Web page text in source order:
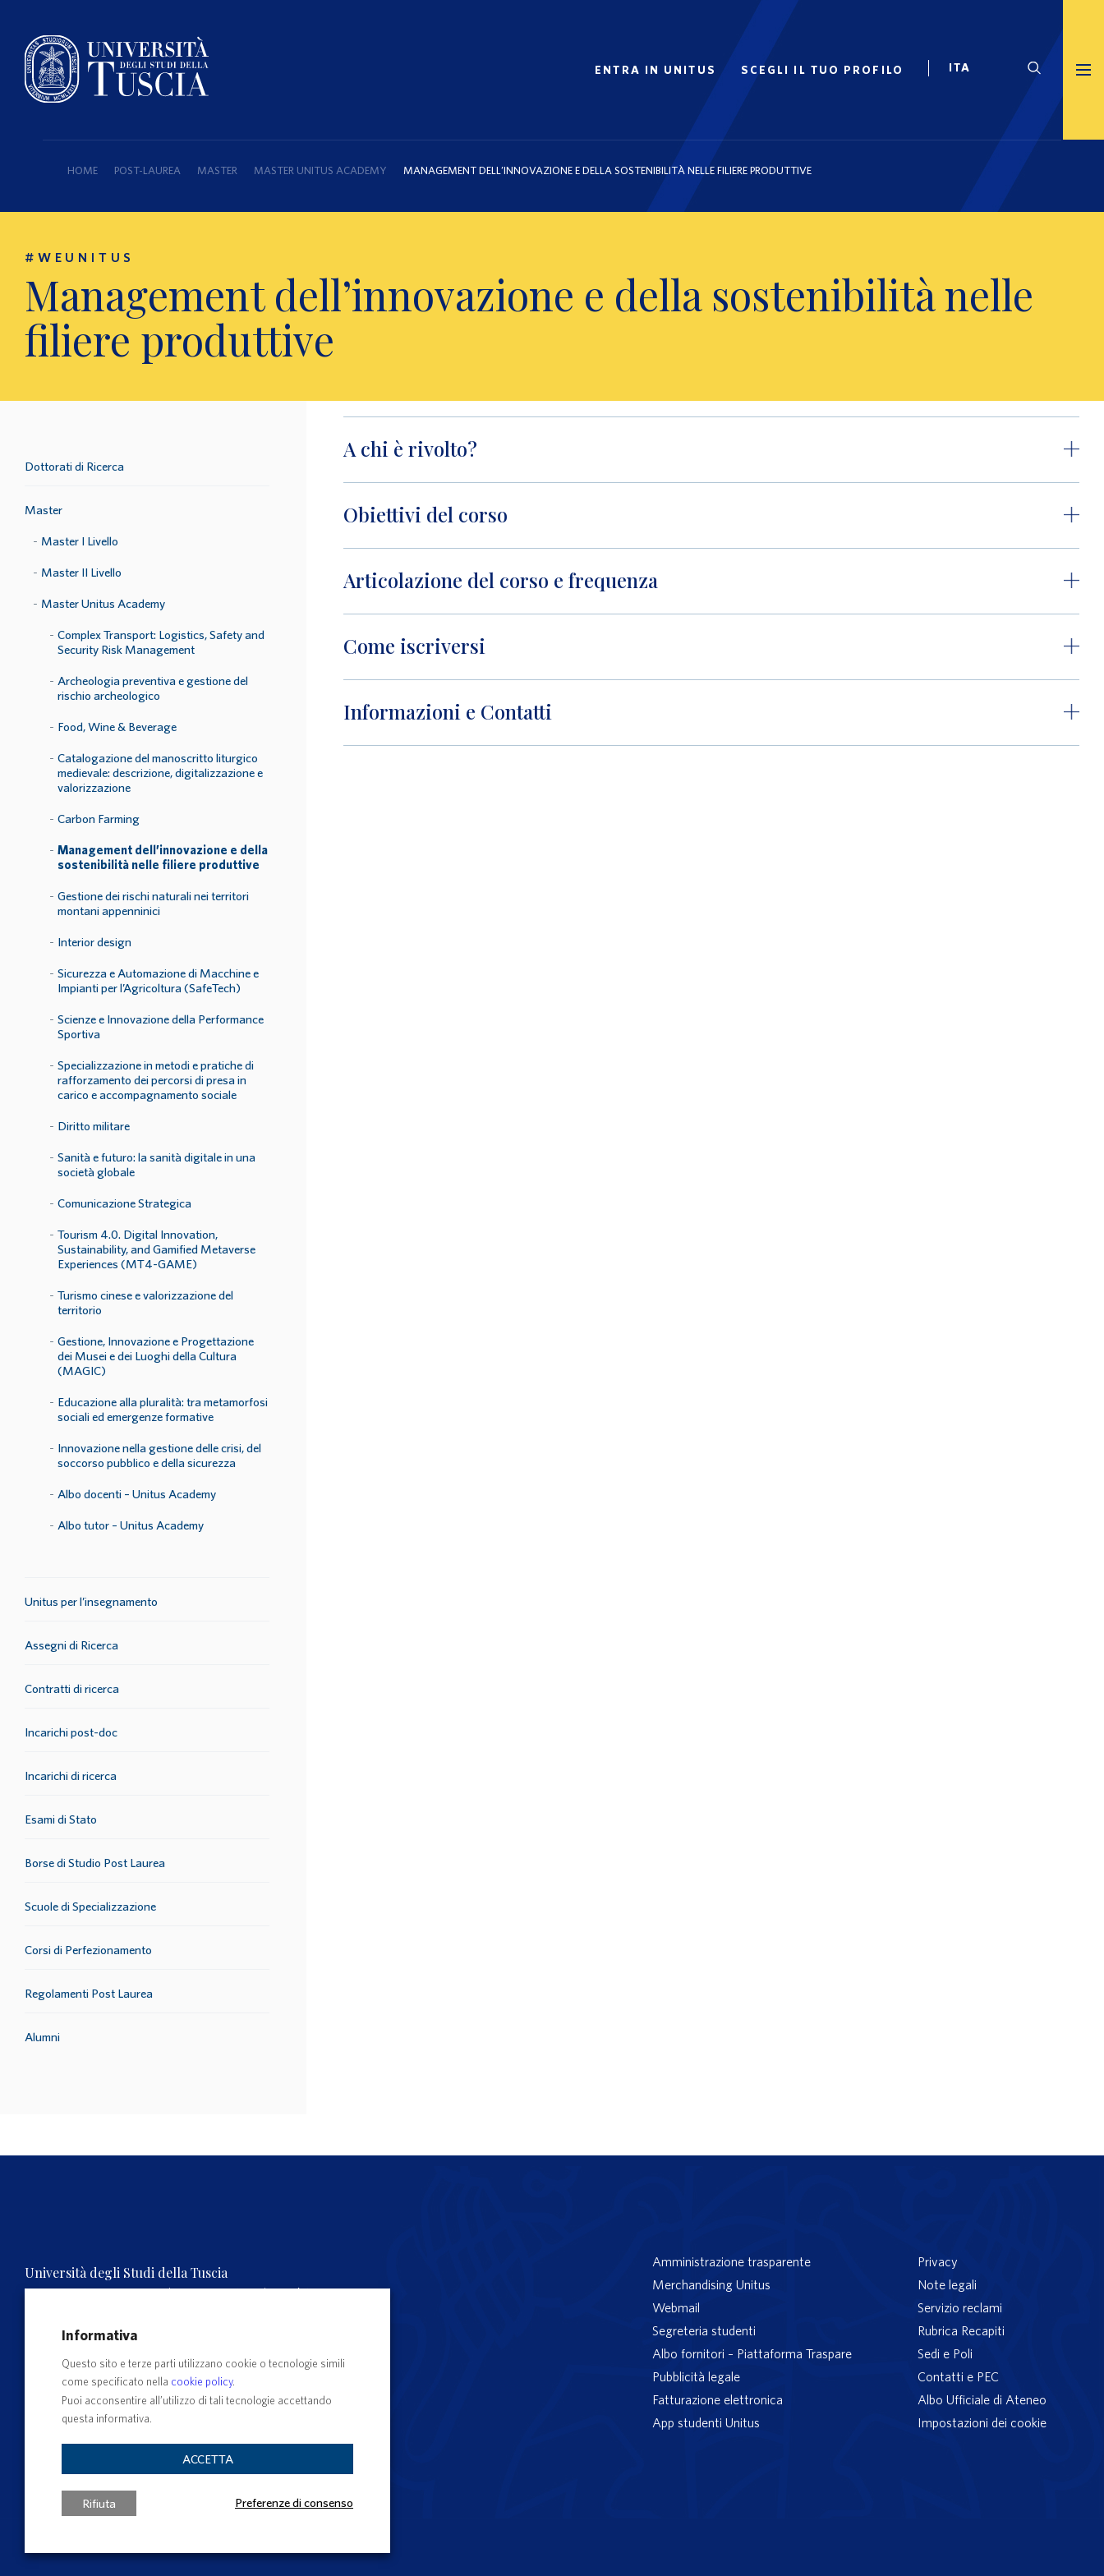
ENTRA IN UNITUS SCEGLI IL TUO PROFILO
HOME POST-LAUREA MASTER MASTER UNITUS ACADEMY MANAGEMENT DELL’INNOVAZIONE E DELLA SOSTENIBILITÀ NELLE FILIERE PRODUTTIVE
#WEUNITUS
Management dell’innovazione e della sostenibilità nelle
filiere produttive
Dottorati di Ricerca
Master
Master I Livello
Master II Livello
Master Unitus Academy
Complex Transport: Logistics, Safety and
Security Risk Management
Archeologia preventiva e gestione del
rischio archeologico
Food, Wine & Beverage
Catalogazione del manoscritto liturgico
medievale: descrizione, digitalizzazione e
valorizzazione
Carbon Farming
Management dell’innovazione e della
sostenibilità nelle filiere produttive
Gestione dei rischi naturali nei territori
montani appenninici
Interior design
Sicurezza e Automazione di Macchine e
Impianti per l’Agricoltura (SafeTech)
Scienze e Innovazione della Performance
Sportiva
Specializzazione in metodi e pratiche di
rafforzamento dei percorsi di presa in
carico e accompagnamento sociale
Diritto militare
Sanità e futuro: la sanità digitale in una
società globale
Comunicazione Strategica
Tourism 4.0. Digital Innovation,
Sustainability, and Gamified Metaverse
Experiences (MT4-GAME)
Turismo cinese e valorizzazione del
territorio
Gestione, Innovazione e Progettazione
dei Musei e dei Luoghi della Cultura
(MAGIC)
Educazione alla pluralità: tra metamorfosi
sociali ed emergenze formative
Innovazione nella gestione delle crisi, del
soccorso pubblico e della sicurezza
Albo docenti – Unitus Academy
Albo tutor – Unitus Academy
Unitus per l’insegnamento
Assegni di Ricerca
Contratti di ricerca
Incarichi post-doc
Incarichi di ricerca
Esami di Stato
Borse di Studio Post Laurea
Scuole di Specializzazione
Corsi di Perfezionamento
Regolamenti Post Laurea
Alumni
A chi è rivolto?
Obiettivi del corso
Articolazione del corso e frequenza
Come iscriversi
Informazioni e Contatti
Università degli Studi della Tuscia
Rettorato, Via S.M. in Gradi n.4, 01100 Viterbo, ITALY.
C.F. 80029030568 – P.IVA 00575560560
Amministrazione trasparente
Merchandising Unitus
Webmail
Segreteria studenti
Albo fornitori – Piattaforma Traspare
Pubblicità legale
Fatturazione elettronica
App studenti Unitus
Privacy
Note legali
Servizio reclami
Rubrica Recapiti
Sedi e Poli
Contatti e PEC
Albo Ufficiale di Ateneo
Impostazioni dei cookie
Informativa
Questo sito e terze parti utilizzano cookie o tecnologie simili
come specificato nella cookie policy.
Puoi acconsentire all’utilizzo di tali tecnologie accettando
questa informativa.
ACCETTA
Rifiuta Preferenze di consenso